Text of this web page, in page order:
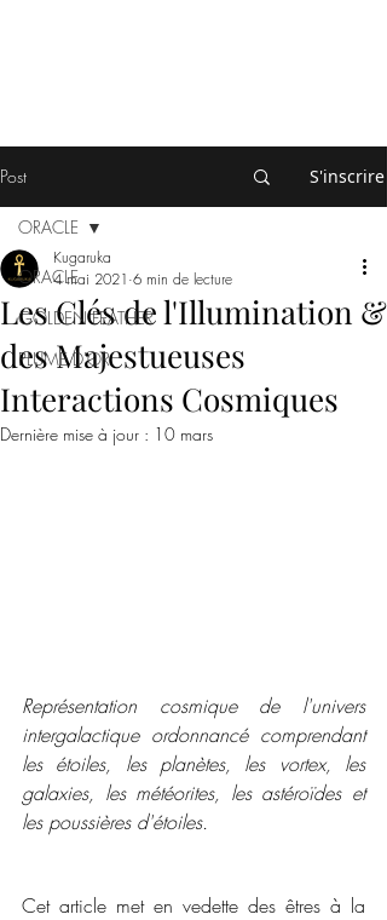
Post S'inscrire
ORACLE
GOLDEN FEATHER
PLUME D'OR
ORACLE
Les Clés de l'Illumination &
des Majestueuses
Interactions Cosmiques
Kugaruka
4 mai 2021 6 min de lecture
Dernière mise à jour : 10 mars
Représentation cosmique de l'univers
intergalactique ordonnancé comprendant
les étoiles, les planètes, les vortex, les
galaxies, les météorites, les astéroïdes et
les poussières d'étoiles.
Cet article met en vedette des êtres à la